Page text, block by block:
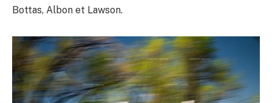
Bottas, Albon et Lawson.